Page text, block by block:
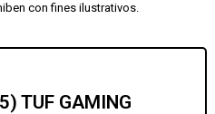
con fines ilustrativos.
TUF GAMING